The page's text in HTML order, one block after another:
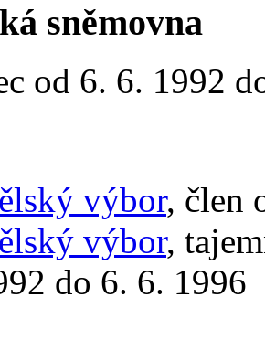
sněmovna
od 6. 6. 1992
výbor, člen
výbor,
do 6. 6. 1996